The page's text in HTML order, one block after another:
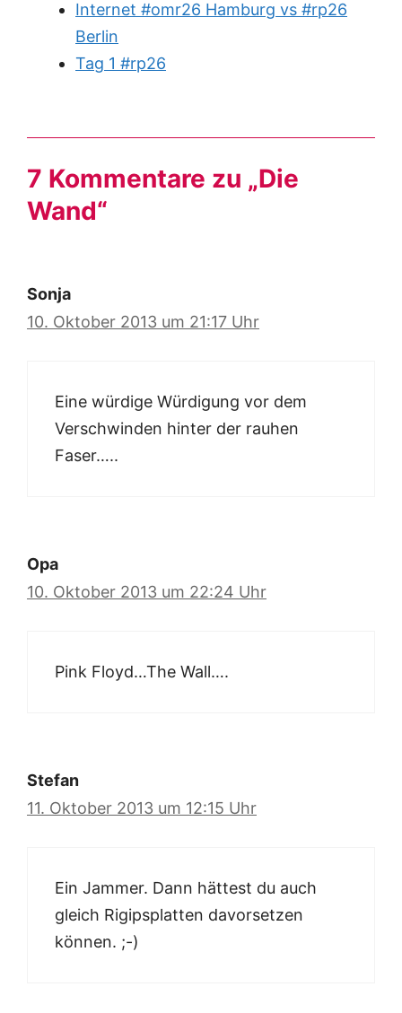
Internet #omr26 Hamburg vs #rp26
Berlin
Tag 1 #rp26
7 Kommentare zu „Die
Wand“
Sonja
10. Oktober 2013 um 21:17 Uhr
Eine würdige Würdigung vor dem
Verschwinden hinter der rauhen
Faser…..
Opa
10. Oktober 2013 um 22:24 Uhr
Pink Floyd…The Wall….
Stefan
11. Oktober 2013 um 12:15 Uhr
Ein Jammer. Dann hättest du auch
gleich Rigipsplatten davorsetzen
können. ;-)